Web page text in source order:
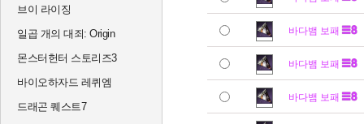
브이 라이징
일곱 개의 대죄: Origin
몬스터헌터 스토리즈3
바이오하자드 레퀴엠
드래곤 퀘스트7
바다뱀 보패
바다뱀 보패
바다뱀 보패